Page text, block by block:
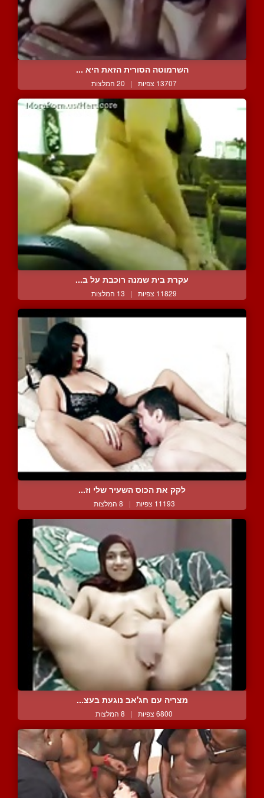
השרמוטה הסורית הזאת היא ...
13707 צפיות | 20 המלצות
עקרת בית שמנה רוכבת על ב...
11829 צפיות | 13 המלצות
לקק את הכוס השעיר שלי וז...
11193 צפיות | 8 המלצות
מצריה עם חג'אב נוגעת בעצ...
6800 צפיות | 8 המלצות